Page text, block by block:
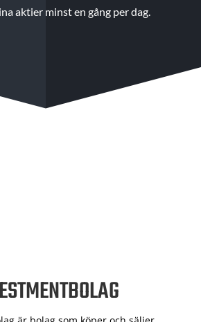
aktier minst en gång per dag.